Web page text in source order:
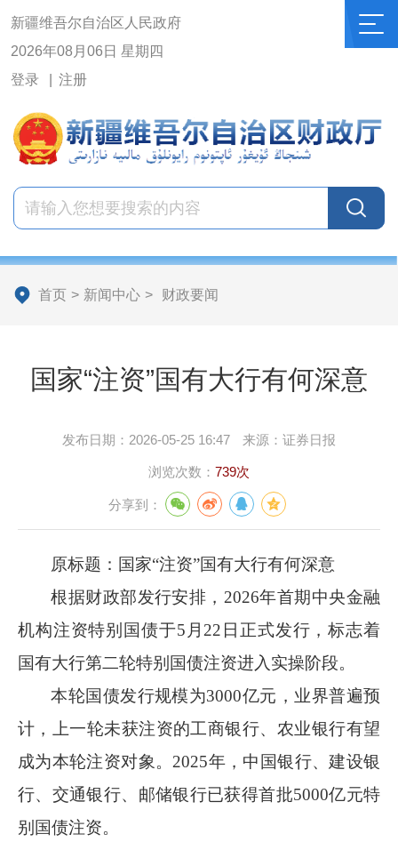
新疆维吾尔自治区人民政府
2026年08月06日 星期四
登录
注册
首页 > 新闻中心 > 财政要闻
国家“注资”国有大行有何深意
发布日期： 2026-05-25 16:47 来源： 证券日报
浏览次数： 739次
分享到：
原标题：国家“注资”国有大行有何深意
根据财政部发行安排， 2026年首期中央金融
机构注资特别国债于5 月22 日正式发行，标志着
国有大行第二轮特别国债注资进入实操阶段。
本轮国债发行规模为3000亿元，业界普遍预
计，上一轮未获注资的工商银行、农业银行有望
成为本轮注资对象。2025年，中国银行、建设银
行、交通银行、邮储银行已获得首批5000亿元特
别国债注资。